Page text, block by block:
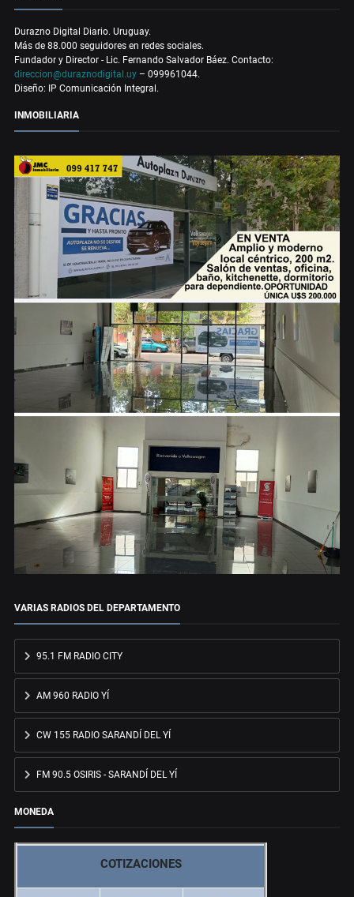
Durazno Digital Diario. Uruguay.
Más de 88.000 seguidores en redes sociales.
Fundador y Director - Lic. Fernando Salvador Báez. Contacto:
direccion@duraznodigital.uy – 099961044.
Diseño: IP Comunicación Integral.
INMOBILIARIA
VARIAS RADIOS DEL DEPARTAMENTO
95.1 FM RADIO CITY
AM 960 RADIO YÍ
CW 155 RADIO SARANDÍ DEL YÍ
FM 90.5 OSIRIS - SARANDÍ DEL YÍ
MONEDA
COTIZACIONES